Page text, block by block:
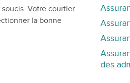
soucis. Votre courtier
la bonne
des